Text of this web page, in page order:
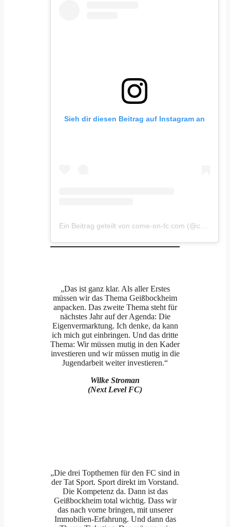
Sieh dir diesen Beitrag auf Instagram an
„Das ist ganz klar. Als aller Erstes
müssen wir das Thema Geißbockheim
anpacken. Das zweite Thema steht für
nächstes Jahr auf der Agenda: Die
Eigenvermarktung. Ich denke, da kann
ich mich gut einbringen. Und das dritte
Thema: Wir müssen mutig in den Kader
investieren und wir müssen mutig in die
Jugendarbeit weiter investieren.“
Wilke Stroman
(Next Level FC)
„Die drei Topthemen für den FC sind in
der Tat Sport. Sport direkt im Vorstand.
Die Kompetenz da. Dann ist das
Geißbockheim total wichtig. Dass wir
das nach vorne bringen, mit unserer
Immobilien-Erfahrung. Und dann das